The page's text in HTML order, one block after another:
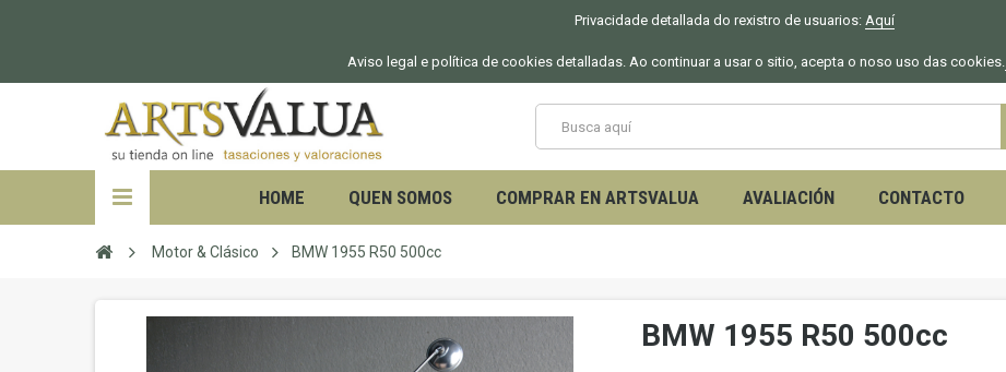
Privacidade detallada do rexistro de usuarios: Aquí
Aviso legal e política de cookies detalladas. Ao continuar a usar o sitio, acepta o noso uso das cookies.
HOME QUEN SOMOS COMPRAR EN ARTSVALUA AVALIACIÓN CONTACTO
Motor & Clásico BMW 1955 R50 500cc
BMW 1955 R50 500cc